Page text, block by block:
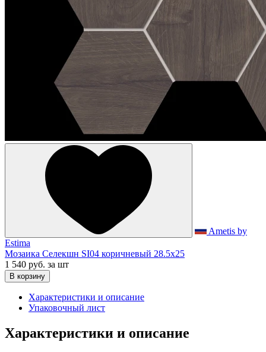
Ametis by
Estima
Мозаика Селекшн SI04 коричневый 28.5x25
1 540 руб. за шт
В корзину
Характеристики и описание
Упаковочный лист
Характеристики и описание